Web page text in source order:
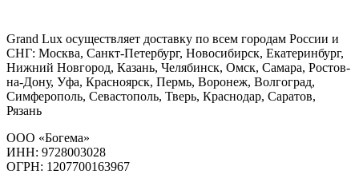
Grand Lux осуществляет доставку по всем городам России и
СНГ: Москва, Санкт-Петербург, Новосибирск, Екатеринбург,
Нижний Новгород, Казань, Челябинск, Омск, Самара, Ростов-
на-Дону, Уфа, Красноярск, Пермь, Воронеж, Волгоград,
Симферополь, Севастополь, Тверь, Краснодар, Саратов,
Рязань
ООО «Богема»
ИНН: 9728003028
ОГРН: 1207700163967